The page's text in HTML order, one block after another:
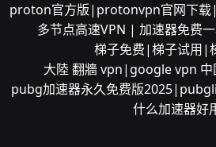
proton官方版|protonvpn官网下
多节点高速VPN | 加速器免费
梯子免费|梯子试用|
大陸 翻牆 vpn|google vpn
pubg加速器永久免费版
什么加速器好